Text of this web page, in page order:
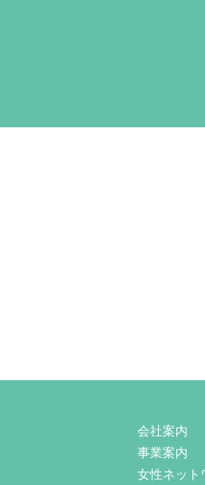
会社案内
事業案内
女性ネット